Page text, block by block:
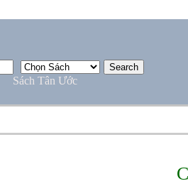
Sách Tân Ước